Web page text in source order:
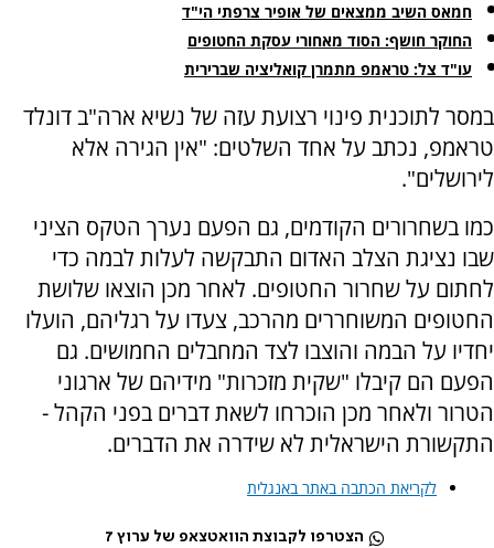
חמאס השיב ממצאים של אופיר צרפתי הי"ד
החוקר חושף: הסוד מאחורי עסקת החטופים
עו"ד צל: טראמפ מתמרן קואליציה שברירית
במסר לתוכנית פינוי רצועת עזה של נשיא ארה"ב דונלד
טראמפ, נכתב על אחד השלטים: "אין הגירה אלא
לירושלים".
כמו בשחרורים הקודמים, גם הפעם נערך הטקס הציני
שבו נציגת הצלב האדום התבקשה לעלות לבמה כדי
לחתום על שחרור החטופים. לאחר מכן הוצאו שלושת
החטופים המשוחררים מהרכב, צעדו על רגליהם, הועלו
יחדיו על הבמה והוצבו לצד המחבלים החמושים. גם
הפעם הם קיבלו "שקית מזכרות" מידיהם של ארגוני
הטרור ולאחר מכן הוכרחו לשאת דברים בפני הקהל -
התקשורת הישראלית לא שידרה את הדברים.
לקריאת הכתבה באתר באנגלית
הצטרפו לקבוצת הוואטצאפ של ערוץ 7